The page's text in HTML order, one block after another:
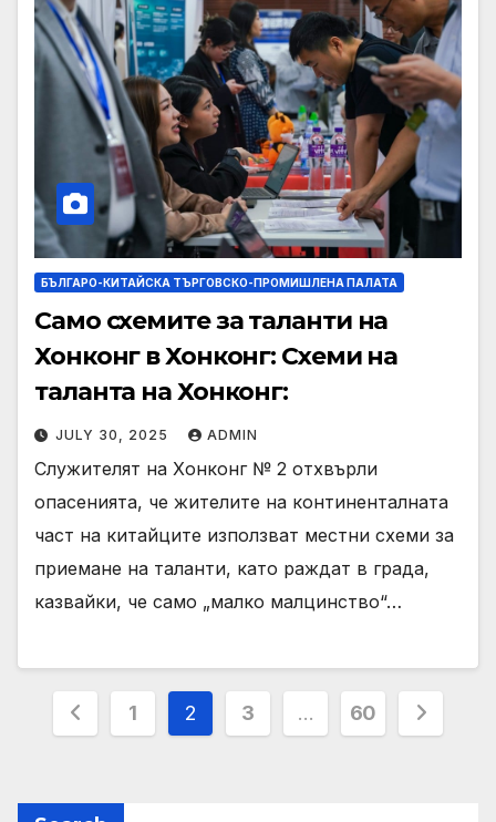
БЪЛГАРО-КИТАЙСКА ТЪРГОВСКО-ПРОМИШЛЕНА ПАЛАТА
Само схемите за таланти на
Хонконг в Хонконг: Схеми на
таланта на Хонконг:
JULY 30, 2025 ADMIN
Служителят на Хонконг № 2 отхвърли
опасенията, че жителите на континенталната
част на китайците използват местни схеми за
приемане на таланти, като раждат в града,
казвайки, че само „малко малцинство“…
Posts
1 2 3 … 60